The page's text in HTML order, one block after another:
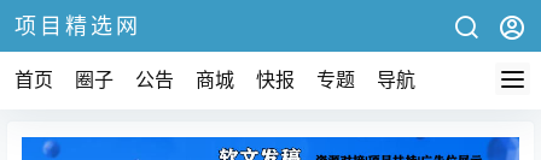
项目精选网
首页 圈子 公告 商城 快报 专题 导航